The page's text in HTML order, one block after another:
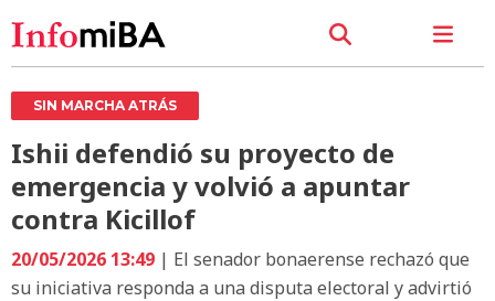
SIN MARCHA ATRÁS
Ishii defendió su proyecto de
emergencia y volvió a apuntar
contra Kicillof
20/05/2026 13:49 | El senador bonaerense rechazó que
su iniciativa responda a una disputa electoral y advirtió